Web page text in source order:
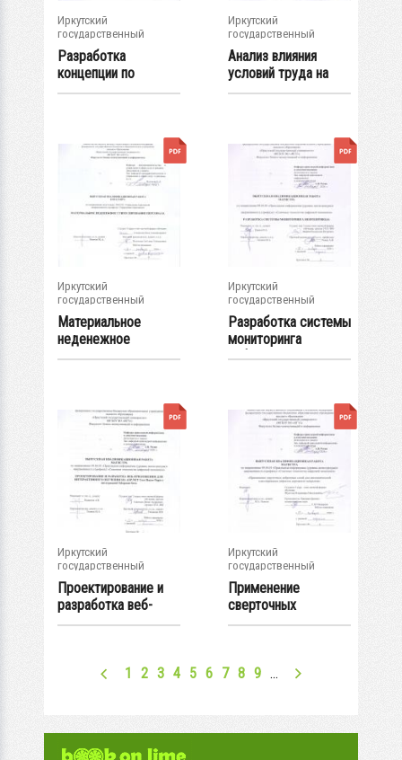
Иркутский
государственный
университет
Разработка
концепции по
совершенствованию
Иркутский
государственный
университет
Анализ влияния
условий труда на
лояльность...
Иркутский
государственный
университет
Материальное
неденежное
стимулирование
Иркутский
государственный
университет
Разработка системы
мониторинга
нефтепровода :
Иркутский
государственный
университет
Проектирование и
разработка веб-
приложения для...
Иркутский
государственный
университет
Применение
сверточных
нейронных сетей
1
2 3 4 5 6 7 8 9 …